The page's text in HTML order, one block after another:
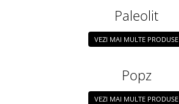
Paleolit
VEZI MAI MULTE PRODUSE
Popz
VEZI MAI MULTE PRODUSE